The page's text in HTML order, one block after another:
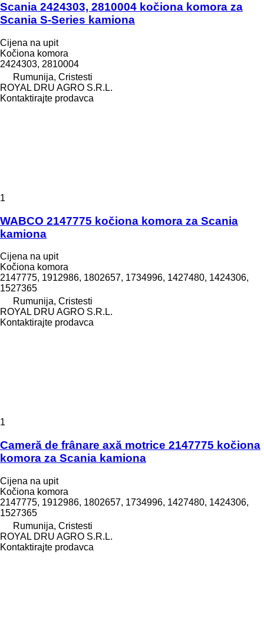
Scania 2424303, 2810004 kočiona komora za
Scania S-Series kamiona
Cijena na upit
Kočiona komora
2424303, 2810004
Rumunija, Cristesti
ROYAL DRU AGRO S.R.L.
Kontaktirajte prodavca
1
WABCO 2147775 kočiona komora za Scania
kamiona
Cijena na upit
Kočiona komora
2147775, 1912986, 1802657, 1734996, 1427480, 1424306,
1527365
Rumunija, Cristesti
ROYAL DRU AGRO S.R.L.
Kontaktirajte prodavca
1
Cameră de frânare axă motrice 2147775 kočiona
komora za Scania kamiona
Cijena na upit
Kočiona komora
2147775, 1912986, 1802657, 1734996, 1427480, 1424306,
1527365
Rumunija, Cristesti
ROYAL DRU AGRO S.R.L.
Kontaktirajte prodavca